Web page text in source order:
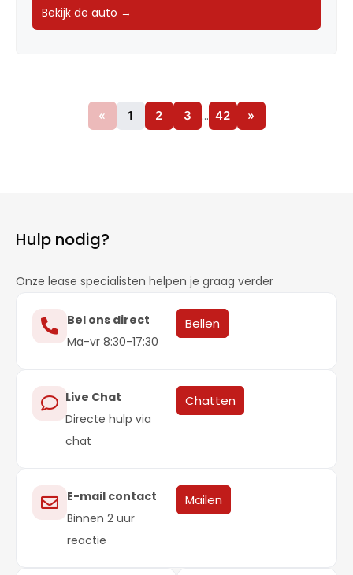
Bekijk de auto →
« 1 2 3 … 42 »
Hulp nodig?
Onze lease specialisten helpen je graag verder
Bel ons direct
Ma-vr 8:30-17:30
Bellen
Live Chat
Directe hulp via
chat
Chatten
E-mail contact
Binnen 2 uur
reactie
Mailen